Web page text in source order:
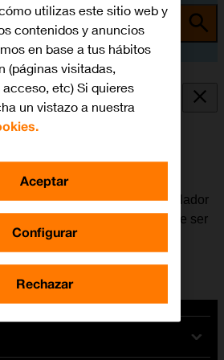
Messenger
la aplicación Facebook
Facebook Messenger, es
móvil para internet
en cuenta que el desarrollador
la app y por eso puede ser
con el contenido de esta
utilizas este sitio web y
contenidos y anuncios
en base a tus hábitos
(páginas visitadas,
etc) Si quieres
un vistazo a nuestra
Configurar
Rechazar
Aceptar